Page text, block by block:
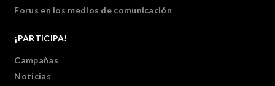
Forus en los medios de comunicación
¡PARTICIPA!
Campañas
Noticias